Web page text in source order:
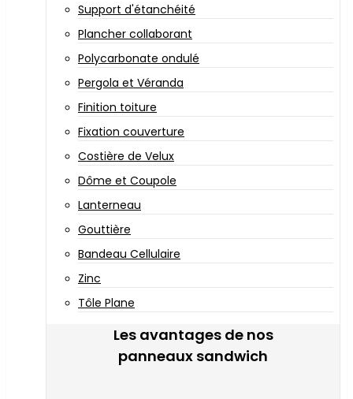
Support d'étanchéité
Plancher collaborant
Polycarbonate ondulé
Pergola et Véranda
Finition toiture
Fixation couverture
Costière de Velux
Dôme et Coupole
Lanterneau
Gouttière
Bandeau Cellulaire
Zinc
Tôle Plane
Les avantages de nos
panneaux sandwich